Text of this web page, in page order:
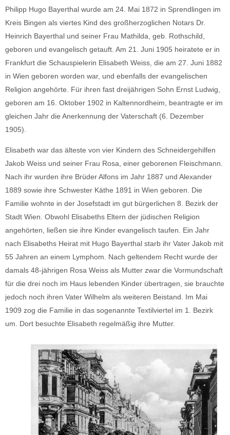
Philipp Hugo Bayerthal wurde am 24. Mai 1872 in Sprendlingen im
Kreis Bingen als viertes Kind des großherzoglichen Notars Dr.
Heinrich Bayerthal und seiner Frau Mathilda, geb. Rothschild,
geboren und evangelisch getauft. Am 21. Juni 1905 heiratete er in
Frankfurt die Schauspielerin Elisabeth Weiss, die am 27. Juni 1882
in Wien geboren worden war, und ebenfalls der evangelischen
Religion angehörte. Für ihren fast dreijährigen Sohn Ernst Ludwig,
geboren am 16. Oktober 1902 in Kaltennordheim, beantragte er im
gleichen Jahr die Anerkennung der Vaterschaft (6. Dezember
1905).
Elisabeth war das älteste von vier Kindern des Schneidergehilfen
Jakob Weiss und seiner Frau Rosa, einer geborenen Fleischmann.
Nach ihr wurden ihre Brüder Alfons im Jahr 1887 und Alexander
1889 sowie ihre Schwester Käthe 1891 in Wien geboren. Die
Familie wohnte in der Josefstadt im gut bürgerlichen 8. Bezirk der
Stadt Wien. Obwohl Elisabeths Eltern der jüdischen Religion
angehörten, ließen sie ihre Kinder evangelisch taufen. Ein Jahr
nach Elisabeths Heirat mit Hugo Bayerthal starb ihr Vater Jakob mit
55 Jahren an einem Lymphom. Nach geltendem Recht wurde der
damals 48-jährigen Rosa Weiss als Mutter zwar die Vormundschaft
für die drei noch im Haus lebenden Kinder übertragen, sie brauchte
jedoch noch ihren Vater Wilhelm als weiteren Beistand. Im Mai
1909 zog die Familie in das sogenannte Textilviertel im 1. Bezirk
um. Dort besuchte Elisabeth regelmäßig ihre Mutter.